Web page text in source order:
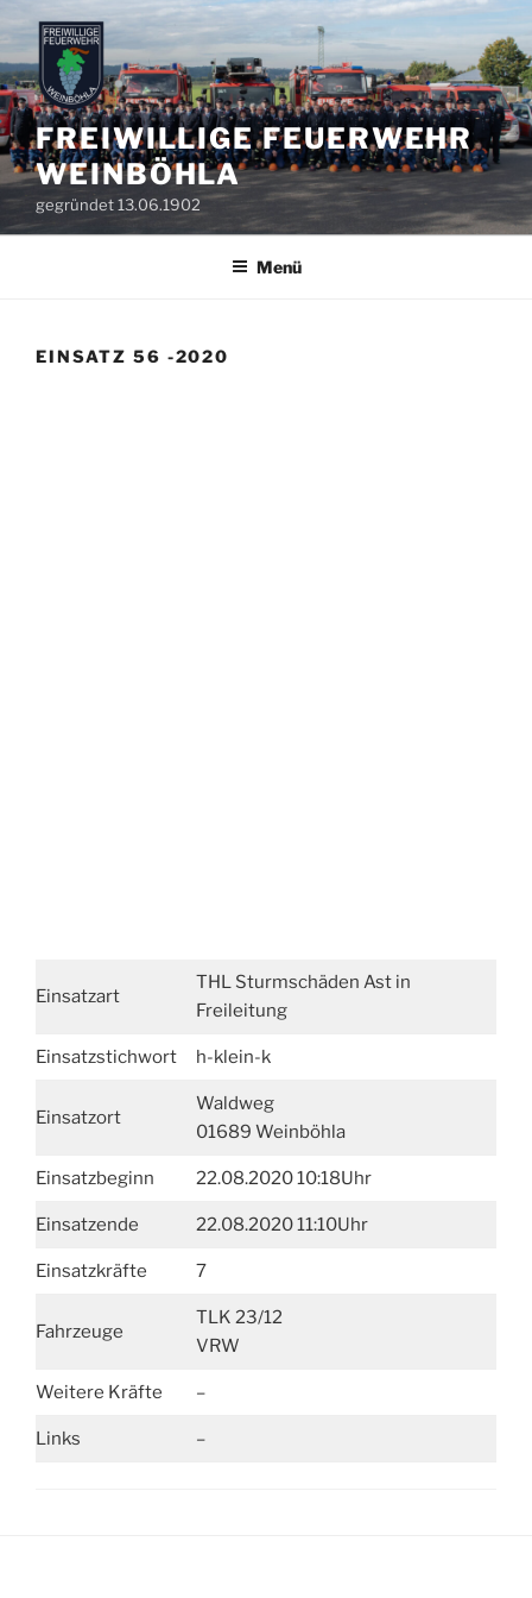
Inhalt
springen
FREIWILLIGE FEUERWEHR
WEINBÖHLA
gegründet 13.06.1902
Menü
EINSATZ 56 -2020
Einsatzart
THL Sturmschäden Ast in
Freileitung
Einsatzstichwort h-klein-k
Einsatzort
Waldweg
01689 Weinböhla
Einsatzbeginn 22.08.2020 10:18Uhr
Einsatzende 22.08.2020 11:10Uhr
Einsatzkräfte 7
Fahrzeuge
TLK 23/12
VRW
Weitere Kräfte –
Links –